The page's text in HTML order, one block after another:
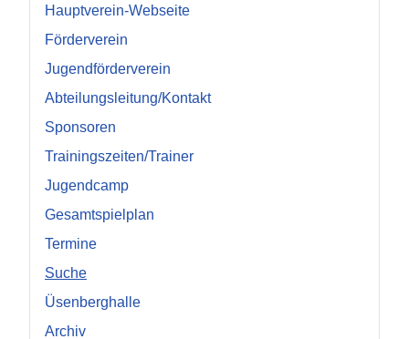
Hauptverein-Webseite
Förderverein
Jugendförderverein
Abteilungsleitung/Kontakt
Sponsoren
Trainingszeiten/Trainer
Jugendcamp
Gesamtspielplan
Termine
Suche
Üsenberghalle
Archiv